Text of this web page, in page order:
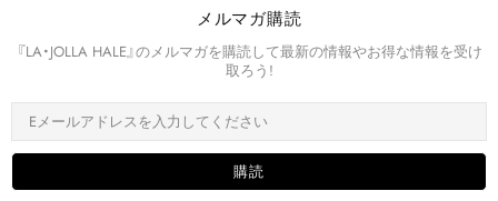
メルマガ購読
『LA・JOLLA HALE』のメルマガを購読して最新の情報やお得な情報を受け
取ろう!